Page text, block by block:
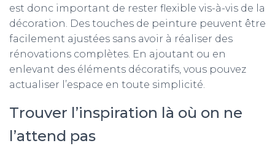
est donc important de rester flexible vis-à-vis de la
décoration. Des touches de peinture peuvent être
facilement ajustées sans avoir à réaliser des
rénovations complètes. En ajoutant ou en
enlevant des éléments décoratifs, vous pouvez
actualiser l’espace en toute simplicité.
Trouver l’inspiration là où on ne
l’attend pas